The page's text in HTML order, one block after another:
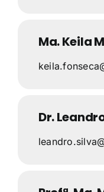
Ma. Keila
Dr.